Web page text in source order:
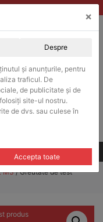
SEAP / SICAP
CAUTARE
M3/ Greutate de test
produs
×
Despre
și anunțurile, pentru
traficul. De
de publicitate și de
site-ul nostru.
de dvs. sau culese în
Accepta toate